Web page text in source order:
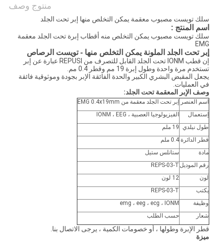
منتوج وصف
سلك تويست مصبوب معقمة يمكن التخلص منها إبر تحت الجلد
اسم المنتج :
سلك تويست مصبوب يمكن التخلص منه أقطاب إبرة تحت الجلد معقمة
EMG
إبر تحت الجلد الملونة يمكن التخلص منها - تويست الرصاص
إن قطب IONM تحت الجلد القابل للتصرف من REPUSI عبارة عن إبر
تستخدم مرة واحدة وطول إبرة 19 مم وقطر 0.4 مم.
يجعل المقبض البشري الكبير والحدة الفائقة الإبر بجودة وموثوقية فائقة
في العمليات.
وصف الإبر المعقمة تحت الجلد:
اسم العنصر
إبر تحت الجلد معقمة من EMG 0.4x19mm
إستعمال
الفيزيولوجيا العصبية ، IONM ، EEG
طول نيلدي 19 ملم
قطر الدائرة 0.4 ملم
مادة
ستانلس ستيل
رقم الموديل REPS-03-T
لون
12 لون
يكتب
REPS-03-T
وظيفة
emg ، eeg ، ecg ، IONM
شعار
حسب الطلب
قطر الإبرة وطولها ، أو خصومات الكمية ، يرجى الاتصال بنا.
ميزة